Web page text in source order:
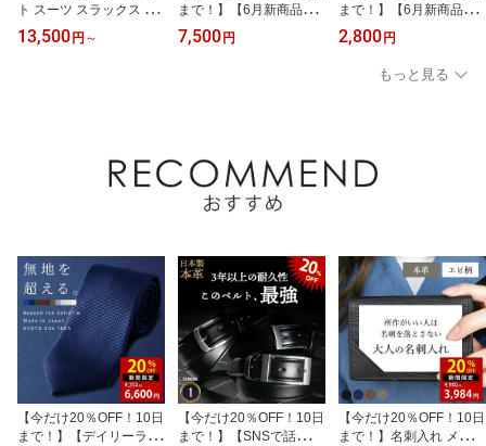
ト スーツ スラックス セ
ット メンズ 涼しい 汗を
ニオイにしない メンズ
アル オシャレ ネイビー
13,500 円 ～
まで！】【6月新商品】
パンツ メンズ スラック
ス 軽い 吸水 吸汗 おしゃ
7,500 円
まで！】【6月新商品】
ハンディファン ミニサイ
ズ 風量 自動調節
2,800 円
もっと見る
【今だけ20％OFF！10日
まで！】【デイリーラン
【今だけ20％OFF！10日
まで！】【SNSで話
【今だけ20％OFF！10日
まで！】名刺入れ メンズ